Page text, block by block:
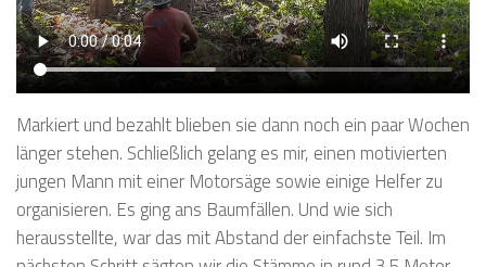
Markiert und bezahlt blieben sie dann noch ein paar Wochen
länger stehen. Schließlich gelang es mir, einen motivierten
jungen Mann mit einer Motorsäge sowie einige Helfer zu
organisieren. Es ging ans Baumfällen. Und wie sich
herausstellte, war das mit Abstand der einfachste Teil. Im